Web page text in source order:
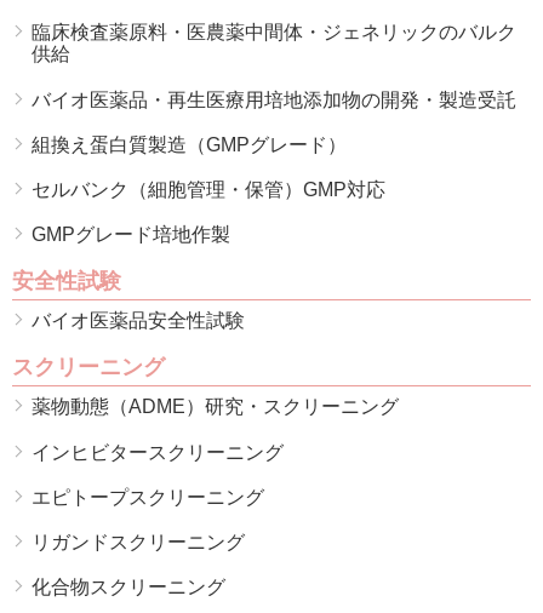
臨床検査薬原料・医農薬中間体・ジェネリックのバルク
供給
バイオ医薬品・再生医療用培地添加物の開発・製造受託
組換え蛋白質製造（GMPグレード）
セルバンク（細胞管理・保管）GMP対応
GMPグレード培地作製
安全性試験
バイオ医薬品安全性試験
スクリーニング
薬物動態（ADME）研究・スクリーニング
インヒビタースクリーニング
エピトープスクリーニング
リガンドスクリーニング
化合物スクリーニング